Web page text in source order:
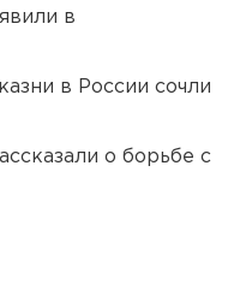
в
в России сочли
о борьбе с